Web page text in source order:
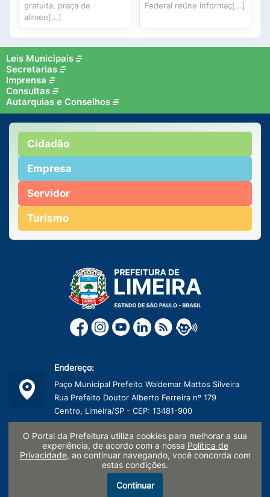
gratuita, praça de
alimen[...]
Federal reúne informaç[...]
Leis Municipais
Secretarias
Imprensa
Consultas
Autarquias e Conselhos
Cidadão
Empresa
Servidor
Turismo
Endereço:
Paço Municipal Prefeito Waldemar Mattos Silveira
Rua Prefeito Doutor Alberto Ferreira nº 179
Centro, Limeira/SP - CEP: 13481-900
Telefone:
(19) 3404-9600
O Portal da Prefeitura utiliza cookies para melhorar a sua
experiência, de acordo com a nossa Política de
Privacidade, ao continuar navegando, você concorda com
estas condições.
Continuar